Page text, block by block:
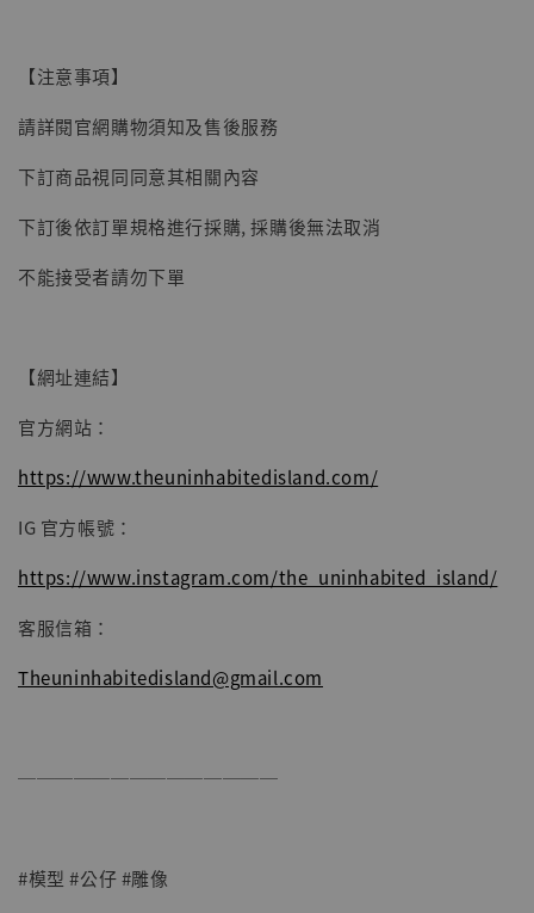
【現貨】BJSTUDIO 1/6系列可動蒐藏人偶 讓
NT$ 4,980
NT$ 5,300
【注意事項】
請詳閱官網購物須知及售後服務
下訂商品視同同意其相關內容
下訂後依訂單規格進行採購, 採購後無法取消
不能接受者請勿下單
【網址連結】
官方網站：
https://www.theuninhabitedisland.com/
IG 官方帳號：
https://www.instagram.com/the_uninhabited_island/
客服信箱：
Theuninhabitedisland@gmail.com
──────────────
#模型 #公仔 #雕像